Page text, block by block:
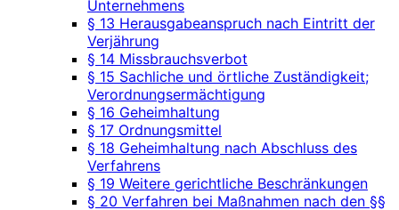
Unternehmens
§ 13 Herausgabeanspruch nach Eintritt der
Verjährung
§ 14 Missbrauchsverbot
§ 15 Sachliche und örtliche Zuständigkeit;
Verordnungsermächtigung
§ 16 Geheimhaltung
§ 17 Ordnungsmittel
§ 18 Geheimhaltung nach Abschluss des
Verfahrens
§ 19 Weitere gerichtliche Beschränkungen
§ 20 Verfahren bei Maßnahmen nach den §§